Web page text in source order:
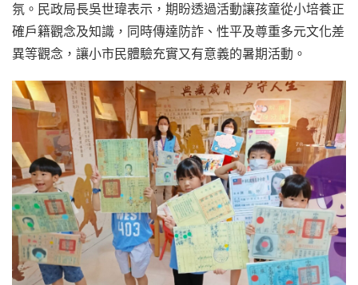
氛。民政局長吳世瑋表示，期盼透過活動讓孩童從小培養正
確戶籍觀念及知識，同時傳達防詐、性平及尊重多元文化差
異等觀念，讓小市民體驗充實又有意義的暑期活動。